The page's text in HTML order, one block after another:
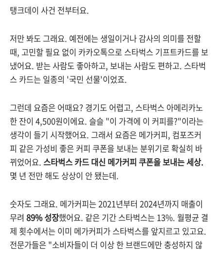
탱크데이 사건 전부터요.
저만 봐도 그래요. 예전에는 생일이거나 감사의 의미를 전할
때, 고민할 필요 없이 카카오톡으로 스타벅스 기프트카드를 보
냈어요. 받는 사람도 좋아하고, 보내는 사람도 편하고. 스타벅
스 카드는 일종의 '국민 선물'이었죠.
그런데 요즘은 어때요? 경기도 어렵고, 스타벅스 아메리카노
한 잔이 4,500원이에요. 슬슬 "이 가격에 이 커피를?"이라는
생각이 들기 시작했어요. 그래서 요즘은 메가커피, 컴포즈커
피 같은 가성비 좋은 커피 쿠폰을 보내는 분위기로 확실히 바
뀌었어요. 스타벅스 카드 대신 메가커피 쿠폰을 보내는 세상.
몇 년 전만 해도 상상이 안 됐는데.
숫자도 그래요. 메가커피는 2021년부터 2024년까지 매출이
무려 89% 성장했어요. 같은 기간 스타벅스는 13%. 월평균 결
제 횟수에서는 이미 메가커피가 스타벅스를 앞지르고 있고요.
전문가들은 "소비자들이 더 이상 한 브랜드에만 충성하지 않